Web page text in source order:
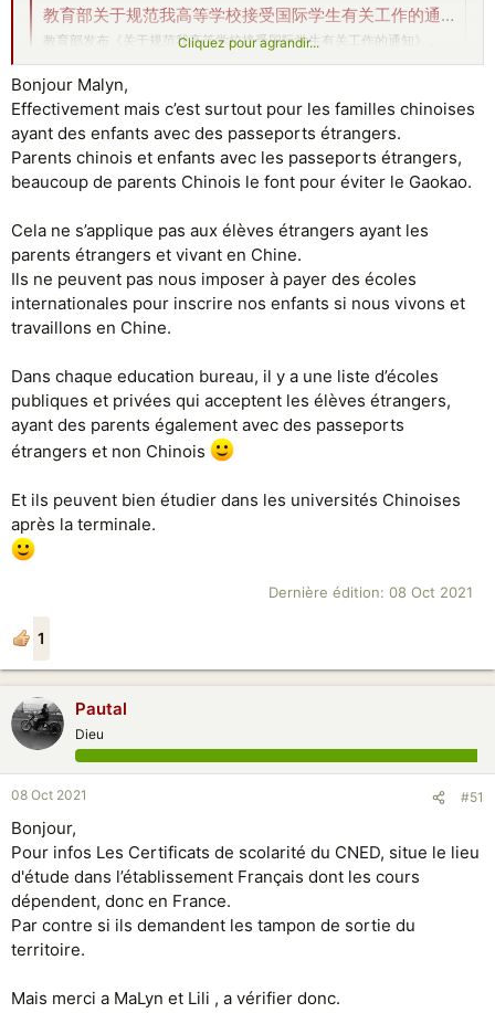
教育部关于规范我高等学校接受国际学生有关工作的通知 - 中华人民共和国教育部政府门户网站
教育部发布《关于规范我高等学校接受国际学生有关工作的通知》。
www.moe.gov.cn
Cliquez pour agrandir...
Bonjour Malyn,
Effectivement mais c’est surtout pour les familles chinoises
ayant des enfants avec des passeports étrangers.
Parents chinois et enfants avec les passeports étrangers,
beaucoup de parents Chinois le font pour éviter le Gaokao.
Cela ne s’applique pas aux élèves étrangers ayant les
parents étrangers et vivant en Chine.
Ils ne peuvent pas nous imposer à payer des écoles
internationales pour inscrire nos enfants si nous vivons et
travaillons en Chine.
Dans chaque education bureau, il y a une liste d’écoles
publiques et privées qui acceptent les élèves étrangers,
ayant des parents également avec des passeports
étrangers et non Chinois
Et ils peuvent bien étudier dans les universités Chinoises
après la terminale.
Dernière édition: 08 Oct 2021
1
Pautal
Dieu
08 Oct 2021 #51
Bonjour,
Pour infos Les Certificats de scolarité du CNED, situe le lieu
d'étude dans l’établissement Français dont les cours
dépendent, donc en France.
Par contre si ils demandent les tampon de sortie du
territoire.
Mais merci a MaLyn et Lili , a vérifier donc.